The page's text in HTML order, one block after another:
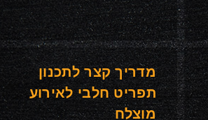
מדריך קצר לתכנון
תפריט חלבי לאירוע
מוצלח